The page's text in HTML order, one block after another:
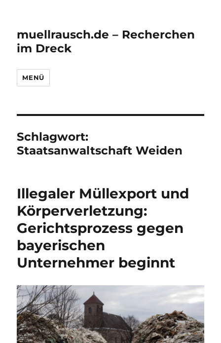
muellrausch.de – Recherchen
im Dreck
MENÜ
Schlagwort:
Staatsanwaltschaft Weiden
Illegaler Müllexport und
Körperverletzung:
Gerichtsprozess gegen
bayerischen
Unternehmer beginnt